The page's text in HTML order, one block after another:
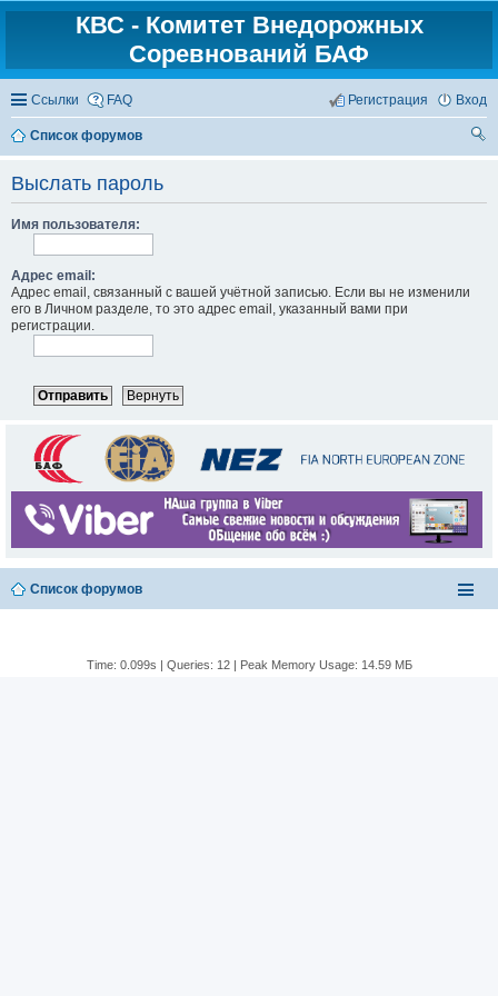
КВС - Комитет Внедорожных
Соревнований БАФ
Ссылки FAQ Вход
Регистрация
Список форумов
Выслать пароль
Имя пользователя:
Адрес email:
Адрес email, связанный с вашей учётной записью. Если вы не изменили
его в Личном разделе, то это адрес email, указанный вами при
регистрации.
Список форумов
Time: 0.099s Queries: 12| Peak Memory Usage: 14.59 МБ